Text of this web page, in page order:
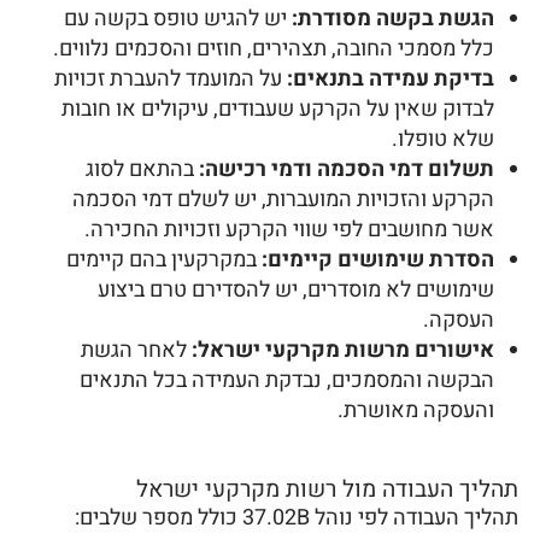
הגשת בקשה מסודרת: יש להגיש טופס בקשה עם
כלל מסמכי החובה, תצהירים, חוזים והסכמים נלווים.
בדיקת עמידה בתנאים: על המועמד להעברת זכויות
לבדוק שאין על הקרקע שעבודים, עיקולים או חובות
שלא טופלו.
תשלום דמי הסכמה ודמי רכישה:בהתאם לסוג
הקרקע והזכויות המועברות, יש לשלם דמי הסכמה
אשר מחושבים לפי שווי הקרקע וזכויות החכירה.
הסדרת שימושים קיימים:במקרקעין בהם קיימים
שימושים לא מוסדרים, יש להסדירם טרם ביצוע
העסקה.
אישורים מרשות מקרקעי ישראל:לאחר הגשת
הבקשה והמסמכים, נבדקת העמידה בכל התנאים
והעסקה מאושרת.
תהליך העבודה מול רשות מקרקעי ישראל
תהליך העבודה לפי נוהל 37.02B כולל מספר שלבים: